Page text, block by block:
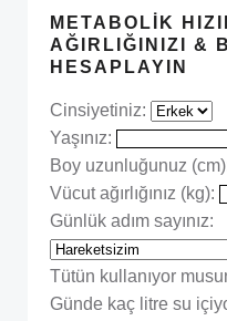
METABOLIK
AĞIRLIĞINIZI &
HESAPLAYIN
Cinsiyetiniz:
Yaşınız:
Boy uzunluğunuz
Vücut ağırlığınız (kg):
Günlük adım sayınız:
Tütün kullanıyor
Günde kaç litre su